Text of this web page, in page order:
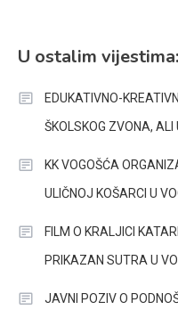
U ostalim vijestima:
EDUKATIVNO-
ŠKOLSKOG ZVONA,
KK VOGOŠĆA
ULIČNOJ KOŠARCI U
FILM O KRALJICI
PRIKAZAN SUTRA U
JAVNI POZIV O